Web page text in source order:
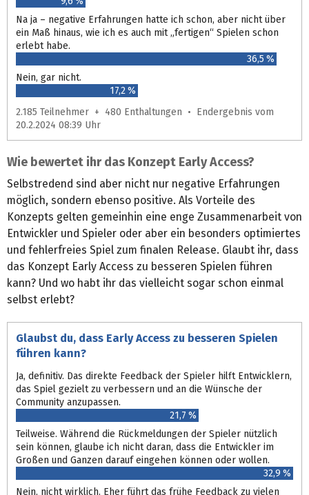
Na ja – negative Erfahrungen hatte ich schon, aber nicht über
ein Maß hinaus, wie ich es auch mit „fertigen“ Spielen schon
erlebt habe.
36,5 %
Nein, gar nicht.
17,2 %
2.185 Teilnehmer + 480 Enthaltungen • Endergebnis vom
20.2.2024 08:39 Uhr
Wie bewertet ihr das Konzept Early Access?
Selbstredend sind aber nicht nur negative Erfahrungen
möglich, sondern ebenso positive. Als Vorteile des
Konzepts gelten gemeinhin eine enge Zusammenarbeit von
Entwickler und Spieler oder aber ein besonders optimiertes
und fehlerfreies Spiel zum finalen Release. Glaubt ihr, dass
das Konzept Early Access zu besseren Spielen führen
kann? Und wo habt ihr das vielleicht sogar schon einmal
selbst erlebt?
Glaubst du, dass Early Access zu besseren Spielen
führen kann?
Ja, definitiv. Das direkte Feedback der Spieler hilft Entwicklern,
das Spiel gezielt zu verbessern und an die Wünsche der
Community anzupassen.
21,7 %
Teilweise. Während die Rückmeldungen der Spieler nützlich
sein können, glaube ich nicht daran, dass die Entwickler im
Großen und Ganzen darauf eingehen können oder wollen.
32,9 %
Nein, nicht wirklich. Eher führt das frühe Feedback zu vielen